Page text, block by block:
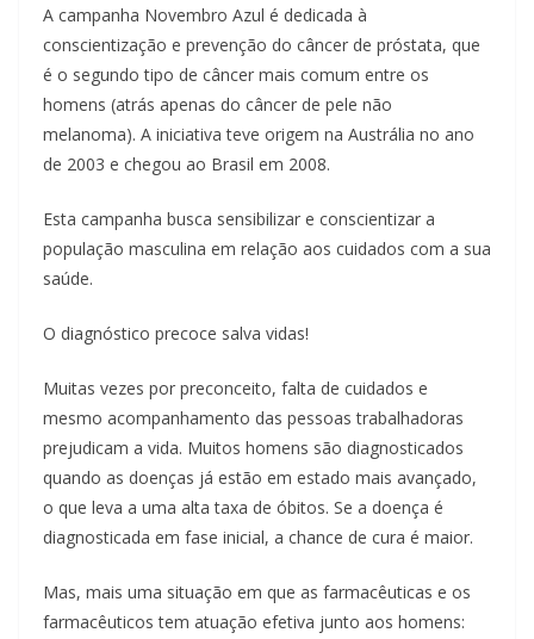
A campanha Novembro Azul é dedicada à
conscientização e prevenção do câncer de próstata, que
é o segundo tipo de câncer mais comum entre os
homens (atrás apenas do câncer de pele não
melanoma). A iniciativa teve origem na Austrália no ano
de 2003 e chegou ao Brasil em 2008.
Esta campanha busca sensibilizar e conscientizar a
população masculina em relação aos cuidados com a sua
saúde.
O diagnóstico precoce salva vidas!
Muitas vezes por preconceito, falta de cuidados e
mesmo acompanhamento das pessoas trabalhadoras
prejudicam a vida. Muitos homens são diagnosticados
quando as doenças já estão em estado mais avançado,
o que leva a uma alta taxa de óbitos. Se a doença é
diagnosticada em fase inicial, a chance de cura é maior.
Mas, mais uma situação em que as farmacêuticas e os
farmacêuticos tem atuação efetiva junto aos homens: